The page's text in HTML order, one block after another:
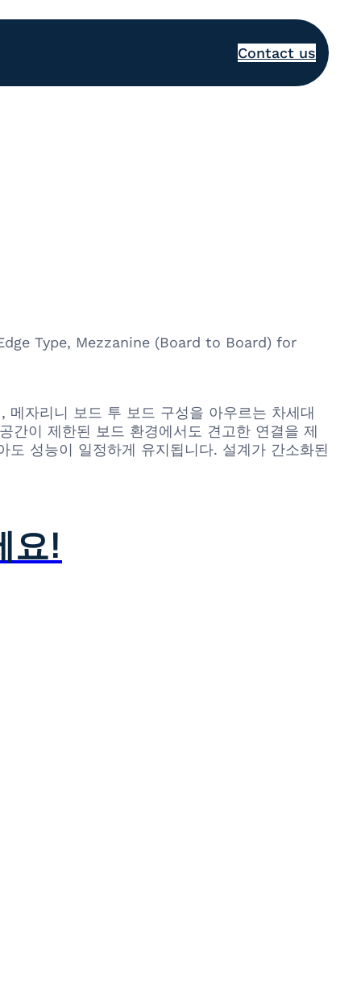
Contact us
Type, Mezzanine (Board to Board) for
자리니 보드 투 보드 구성을 아우르는 차세대
간이 제한된 보드 환경에서도 견고한 연결을 제
성능이 일정하게 유지됩니다. 설계가 간소화된
요!